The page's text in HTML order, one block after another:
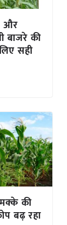
और
बाजरे की
सही
की
बढ़ रहा